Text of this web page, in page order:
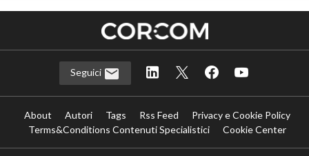
Seguici
About Autori Tags Rss Feed
Privacy e Cookie Policy
Terms&Conditions Contenuti Specialistici
Cookie Center